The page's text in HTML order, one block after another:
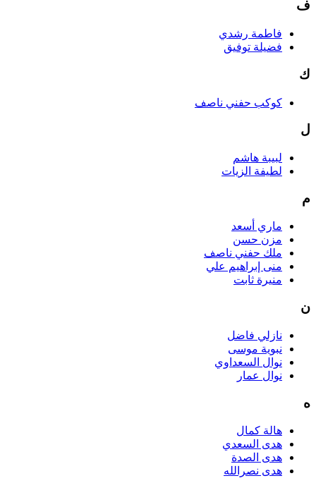
ف
فاطمة رشدي
فضيلة توفيق
ك
كوكب حفني ناصف
ل
لبيبة هاشم
لطيفة الزيات
م
ماري أسعد
مزن حسن
ملك حفني ناصف
منى إبراهيم علي
منيرة ثابت
ن
نازلي فاضل
نبوية موسى
نوال السعداوي
نوال عمار
ه
هالة كمال
هدى السعدي
هدى الصدة
هدى نصرالله